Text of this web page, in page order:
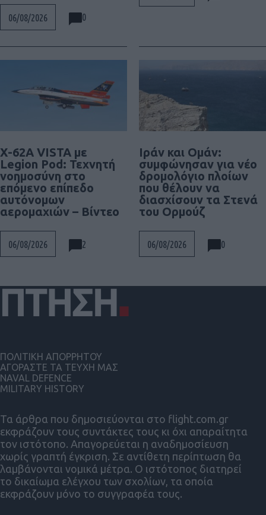
06/08/2026 0
X-62A VISTA με
Legion Pod: Τεχνητή
νοημοσύνη στο
επόμενο επίπεδο
αυτόνομων
αερομαχιών – Βίντεο
06/08/2026 2
Ιράν και Ομάν:
συμφώνησαν για νέο
δρομολόγιο πλοίων
που θέλουν να
διασχίσουν τα Στενά
του Ορμούζ
06/08/2026 0
Τα άρθρα που δημοσιεύονται στο flight.com.gr
εκφράζουν τους συντάκτες τους κι όχι απαραίτητα
τον ιστότοπο. Απαγορεύεται η αναδημοσίευση
χωρίς γραπτή έγκριση. Σε αντίθετη περίπτωση θα
λαμβάνονται νομικά μέτρα. Ο ιστότοπος διατηρεί
το δικαίωμα ελέγχου των σχολίων, τα οποία
εκφράζουν μόνο το συγγραφέα τους.
ΠΟΛΙΤΙΚΗ ΑΠΟΡΡΗΤΟΥ
ΑΓΟΡΑΣΤΕ ΤΑ ΤΕΥΧΗ ΜΑΣ
NAVAL DEFENCE
MILITARY HISTORY